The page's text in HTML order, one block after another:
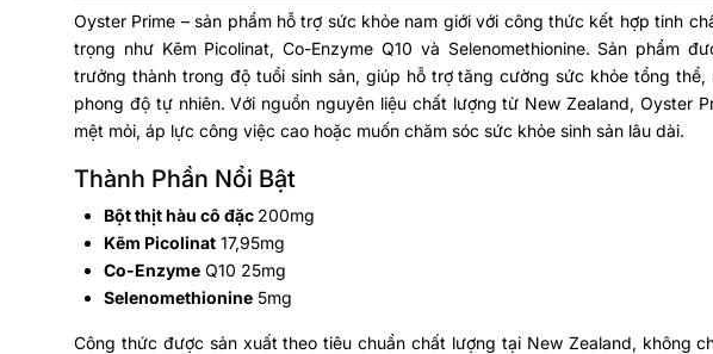
Oyster Prime – sản phẩm hỗ trợ sức khỏe nam giới với công thức kết hợp tinh
trọng như Kẽm Picolinat, Co-Enzyme Q10 và Selenomethionine. Sản phẩm
trưởng thành trong độ tuổi sinh sản, giúp hỗ trợ tăng cường sức khỏe tổng
phong độ tự nhiên. Với nguồn nguyên liệu chất lượng từ New Zealand, Oyster
mệt mỏi, áp lực công việc cao hoặc muốn chăm sóc sức khỏe sinh sản lâu dài.
Thành Phần Nổi Bật
Bột thịt hàu cô đặc 200mg
Kẽm Picolinat 17,95mg
Co-Enzyme Q10 25mg
Selenomethionine 5mg
Công thức được sản xuất theo tiêu chuẩn chất lượng tại New Zealand, không